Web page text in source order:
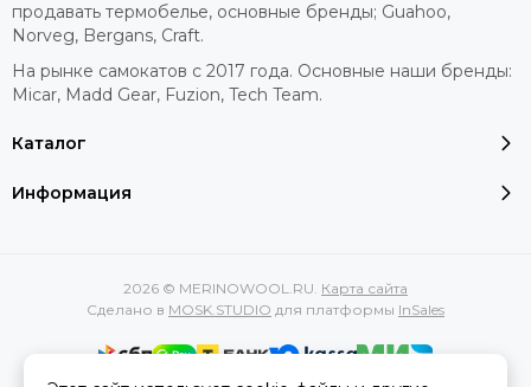
Каталог
Информация
продавать термобелье, основные бренды; Guahoo,
Norveg, Bergans, Craft.
На рынке самокатов с 2017 года. Основные наши бренды:
Micar, Madd Gear, Fuzion, Tech Team.
2026 © MERINOWOOL.RU. Карта сайта
Сделано в MOSK.STUDIO для платформы InSales